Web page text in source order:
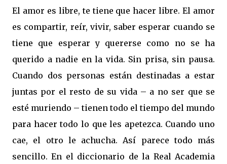
El amor es libre, te tiene que hacer libre. El amor
es compartir, reír, vivir, saber esperar cuando se
tiene que esperar y quererse como no se ha
querido a nadie en la vida. Sin prisa, sin pausa.
Cuando dos personas están destinadas a estar
juntas por el resto de su vida – a no ser que se
esté muriendo – tienen todo el tiempo del mundo
para hacer todo lo que les apetezca. Cuando uno
cae, el otro le achucha. Así parece todo más
sencillo. En el diccionario de la Real Academia